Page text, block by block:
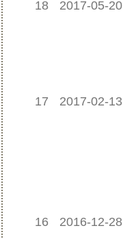
18 2017-05-20
17 2017-02-13
16 2016-12-28